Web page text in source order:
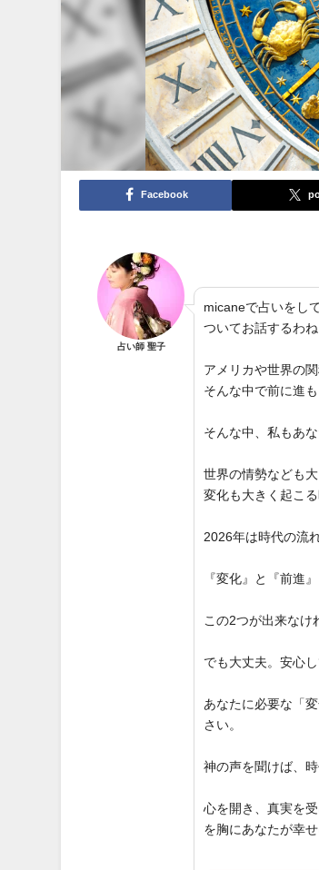
Facebook
占い師 聖子
micaneで占いをし
ついてお話するわね
アメリカや世界の
そんな中で前に進
そんな中、私もあ
世界の情勢なども
変化も大きく起こ
2026年は時代の流
『変化』と『前進』
この2つが出来なけ
でも大丈夫。安心し
あなたに必要な「
さい。
神の声を聞けば、
心を開き、真実を
を胸にあなたが幸